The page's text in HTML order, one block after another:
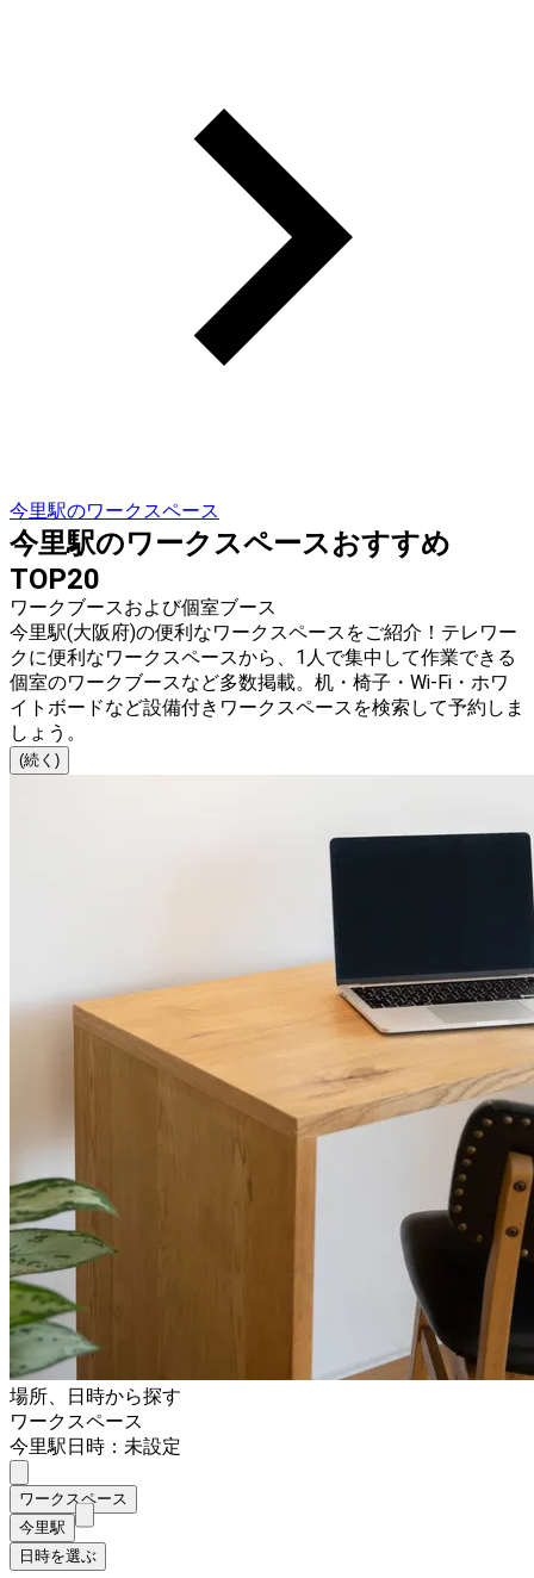
今里駅のワークスペース
今里駅のワークスペースおすすめ
TOP20
ワークブースおよび個室ブース
今里駅(大阪府)の便利なワークスペースをご紹介！テレワー
クに便利なワークスペースから、1人で集中して作業できる
個室のワークブースなど多数掲載。机・椅子・Wi-Fi・ホワ
イトボードなど設備付きワークスペースを検索して予約しま
しょう。
(続く)
場所、日時から探す
ワークスペース
今里駅日時：未設定
ワークスペース
今里駅
日時を選ぶ